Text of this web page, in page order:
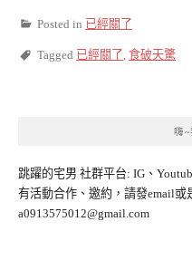
Posted in 已經關了
Tagged 已經關了, 食破天驚
嗨~
跳躍的宅男 社群平台: IG、
有活動合作、邀約，請發email
a0913575012@gmail.com